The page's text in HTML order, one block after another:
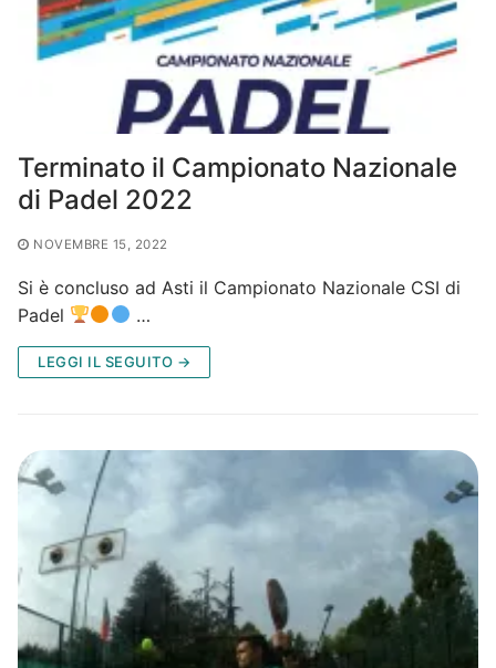
Terminato il Campionato Nazionale
di Padel 2022
NOVEMBRE 15, 2022
Si è concluso ad Asti il Campionato Nazionale CSI di
Padel
…
LEGGI IL SEGUITO →